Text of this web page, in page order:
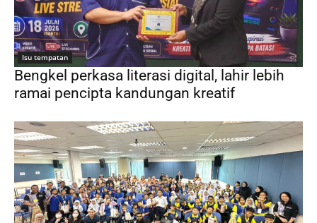
Isu tempatan
Bengkel perkasa literasi digital, lahir lebih
ramai pencipta kandungan kreatif